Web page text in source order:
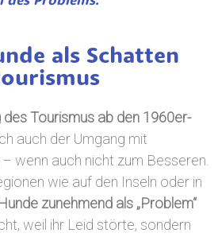
als Schatten
Tourismus ab den 1960er-
auch der Umgang mit
wenn auch nicht zum Besseren.
wie auf den Inseln oder in
zunehmend als „Problem“
weil ihr Leid störte, sondern